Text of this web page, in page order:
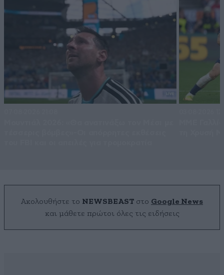
Ακολουθήστε το NEWSBEAST στο Google News
και μάθετε πρώτοι όλες τις ειδήσεις